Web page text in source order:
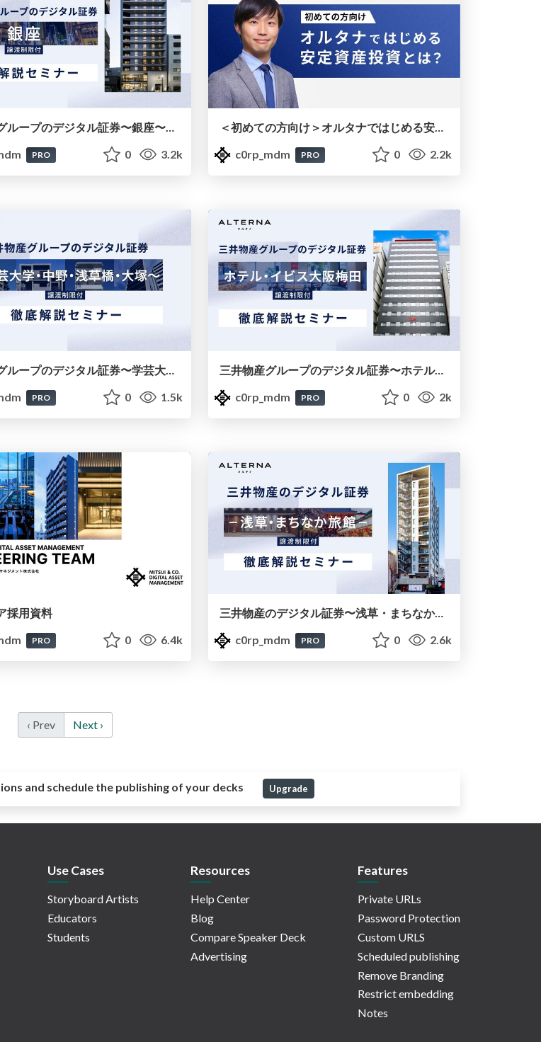
三井物産グループのデジタル証券〜銀座〜徹底解説セミナースライド（20250623）
PRO 0 3.2k
＜初めての方向け＞オルタナではじめる安定資産投資とは？（20250314）
c0rp_mdm
PRO 0 2.2k
三井物産グループのデジタル証券〜学芸大学・中野・浅草橋・大塚〜徹底解説セミナースライド（20250129）
PRO 0 1.5k
三井物産グループのデジタル証券〜ホテル・イビス大阪梅田〜徹底解説セミナースライド（20241126）
c0rp_mdm
PRO 0 2k
採用資料
PRO 0 6.4k
三井物産のデジタル証券〜浅草・まちなか旅館〜徹底解説セミナースライド（20240408）
c0rp_mdm
PRO 0 2.6k
‹ Prev Next ›
and schedule the publishing of your decks Upgrade
Use Cases
Storyboard Artists
Educators
Students
Resources
Help Center
Blog
Compare Speaker Deck
Advertising
Features
Private URLs
Password Protection
Custom URLS
Scheduled publishing
Remove Branding
Restrict embedding
Notes